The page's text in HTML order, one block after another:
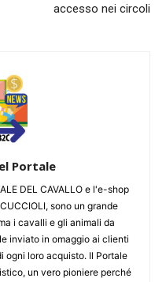
accesso nei circoli
Portale
DEL CAVALLO e l'e-shop
sono un grande
i cavalli e gli animali da
inviato in omaggio ai clienti
ogni loro acquisto. Il Portale
un vero pioniere perché